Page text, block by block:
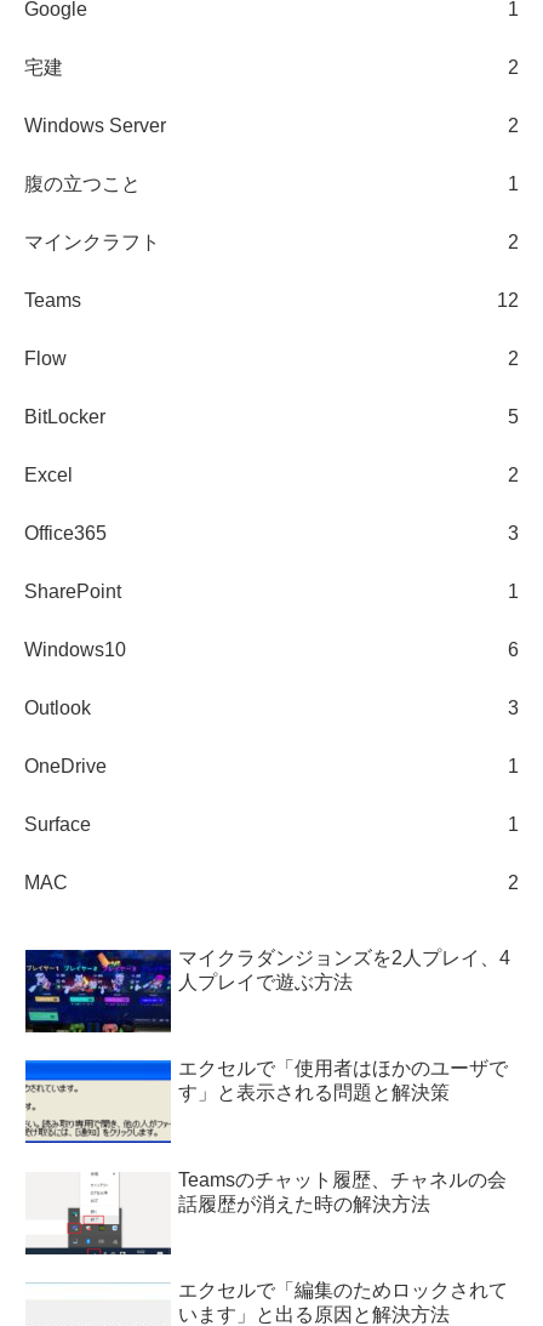
Google 1
宅建 2
Windows Server 2
腹の立つこと 1
マインクラフト 2
Teams 12
Flow 2
BitLocker 5
Excel 2
Office365 3
SharePoint 1
Windows10 6
Outlook 3
OneDrive 1
Surface 1
MAC 2
マイクラダンジョンズを2人プレイ、4
人プレイで遊ぶ方法
エクセルで「使用者はほかのユーザで
す」と表示される問題と解決策
Teamsのチャット履歴、チャネルの会
話履歴が消えた時の解決方法
エクセルで「編集のためロックされて
います」と出る原因と解決方法